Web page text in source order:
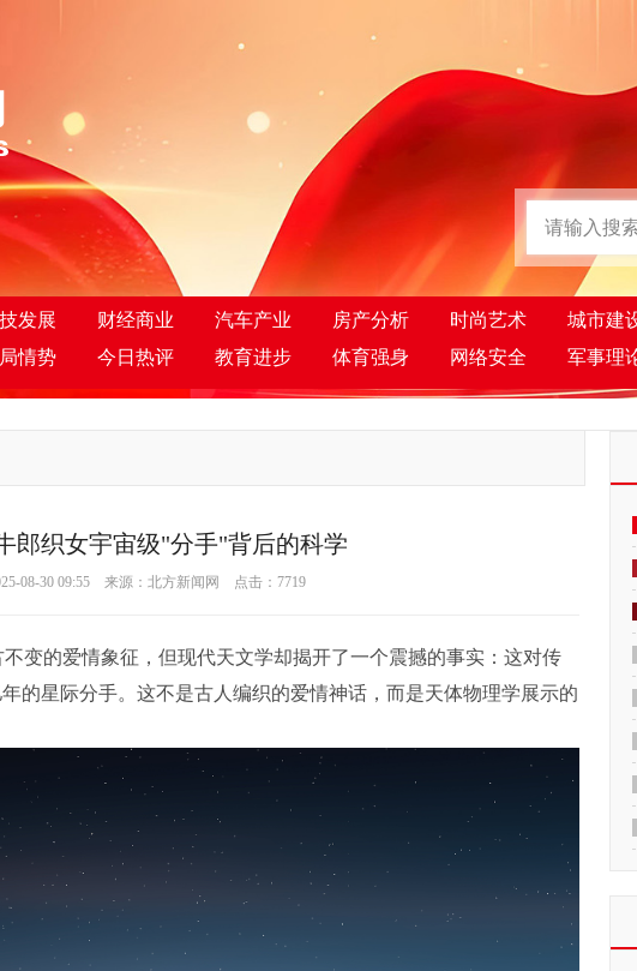
发展 财经商业 汽车产业 房产分析 时尚艺术 城市建
情势 今日热评 教育进步 体育强身 网络安全 军事理
郎织女宇宙级"分手"背后的科学
08-30 09:55 来源：北方新闻网 点击： 7719
变的爱情象征，但现代天文学却揭开了一个震撼的事实：这对传
的星际分手。这不是古人编织的爱情神话，而是天体物理学展示的